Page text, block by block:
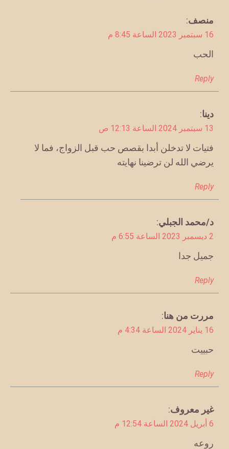
يقول
منصف:
16 سبتمبر 2023 الساعة 8:45 م
الحب
Reply
يقول
دينا:
13 سبتمبر 2024 الساعة 12:13 ص
فتيات لا تدخلن أبدا بقصص حب قبل الزواج، فما لا
يرضي الله لن ترضينا نهايته
Reply
يقول
د/محمد الجبلي:
2 ديسمبر 2023 الساعة 6:55 م
جميل جدا
Reply
يقول
مررت من هنا:
16 يناير 2024 الساعة 4:34 م
حبييت
Reply
يقول
غير معروف:
6 أبريل 2024 الساعة 12:54 م
روعه